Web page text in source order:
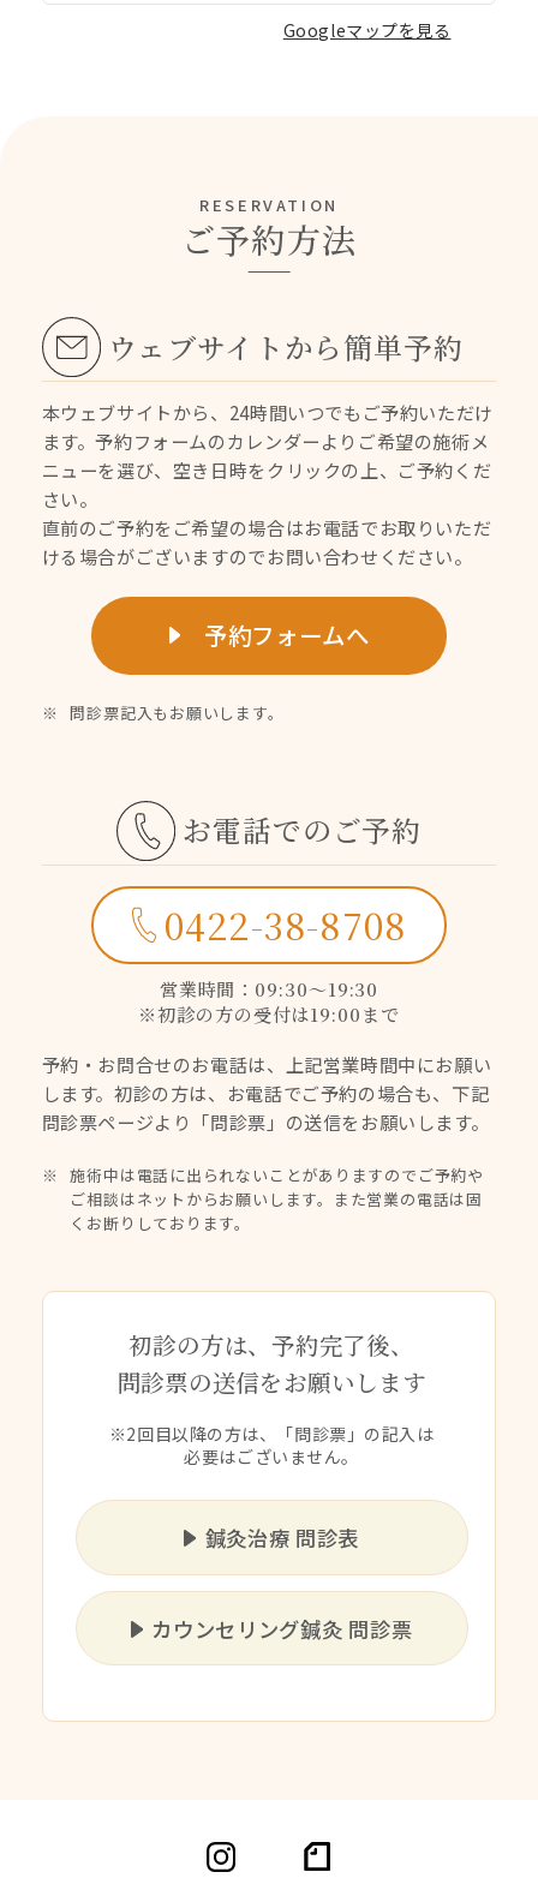
Googleマップを見る
RESERVATION
ご予約方法
ウェブサイトから簡単予約
本ウェブサイトから、24時間いつでもご予約いただけ
ます。予約フォームのカレンダーよりご希望の施術メ
ニューを選び、空き日時をクリックの上、ご予約くだ
さい。
直前のご予約をご希望の場合はお電話でお取りいただ
ける場合がございますのでお問い合わせください。
予約フォームへ
問診票記入もお願いします。
お電話でのご予約
0422-38-8708
営業時間：09:30〜19:30
※初診の方の受付は19:00まで
予約・お問合せのお電話は、上記営業時間中にお願い
します。初診の方は、お電話でご予約の場合も、下記
問診票ページより 「問診票」の送信をお願いします。
施術中は電話に出られないことがありますのでご予約や
ご相談はネットからお願いします。また営業の電話は固
くお断りしております。
初診の方は、予約完了後、
問診票の送信をお願いします
※2回目以降の方は、「問診票」の記入は
必要はございません。
鍼灸治療 問診表
カウンセリング鍼灸 問診票